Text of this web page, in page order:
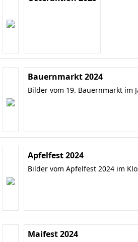
Bauernmarkt 2024
Bilder vom 19. Bauernmarkt im
Apfelfest 2024
Bilder vom Apfelfest 2024 im
Maifest 2024